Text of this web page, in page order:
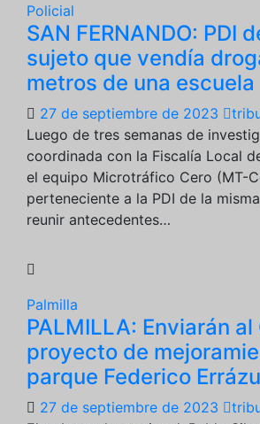
Policial
SAN FERNANDO: PDI
sujeto que vendía
metros de una escuela
27 de septiembre de 2023
Luego de tres semanas de
coordinada con la Fiscalía Local
el equipo Microtráfico Cero (MT-
perteneciente a la PDI de la
reunir antecedentes…
Palmilla
PALMILLA: Enviarán al
proyecto de
parque Federico
27 de septiembre de 2023